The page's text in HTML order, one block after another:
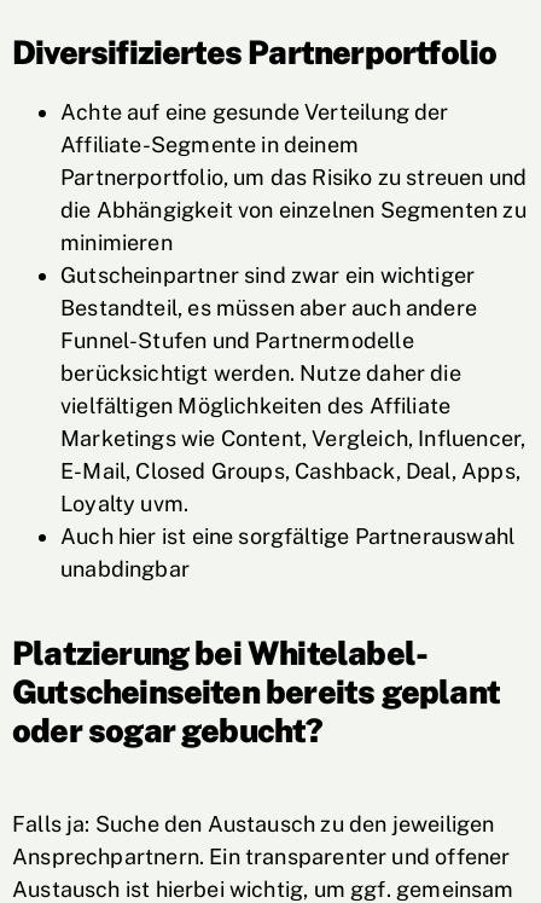
Diversifiziertes Partnerportfolio
Achte auf eine gesunde Verteilung der
Affiliate-Segmente in deinem
Partnerportfolio, um das Risiko zu streuen und
die Abhängigkeit von einzelnen Segmenten zu
minimieren
Gutscheinpartner sind zwar ein wichtiger
Bestandteil, es müssen aber auch andere
Funnel-Stufen und Partnermodelle
berücksichtigt werden. Nutze daher die
vielfältigen Möglichkeiten des Affiliate
Marketings wie Content, Vergleich, Influencer,
E-Mail, Closed Groups, Cashback, Deal, Apps,
Loyalty uvm.
Auch hier ist eine sorgfältige Partnerauswahl
unabdingbar
Platzierung bei Whitelabel-
Gutscheinseiten bereits geplant
oder sogar gebucht?
Falls ja: Suche den Austausch zu den jeweiligen
Ansprechpartnern. Ein transparenter und offener
Austausch ist hierbei wichtig, um ggf. gemeinsam